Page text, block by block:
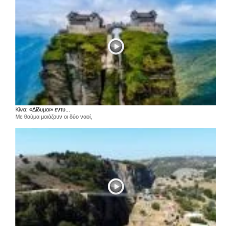
Κίνα: «Δίδυμοι» εντυ...
Με θαύμα μοιάζουν οι δύο ναοί,